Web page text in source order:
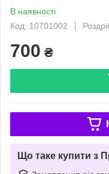
В наявності
Код: 10701002
700 ₴
Що таке купити з